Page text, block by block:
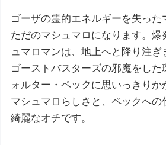
ゴーザの霊的エネルギーを失った
ただのマシュマロになります。爆
ュマロマンは、地上へと降り注ぎ
ゴーストバスターズの邪魔をした
ォルター・ペックに思いっきり
マシュマロらしさと、ペックへの
綺麗なオチです。